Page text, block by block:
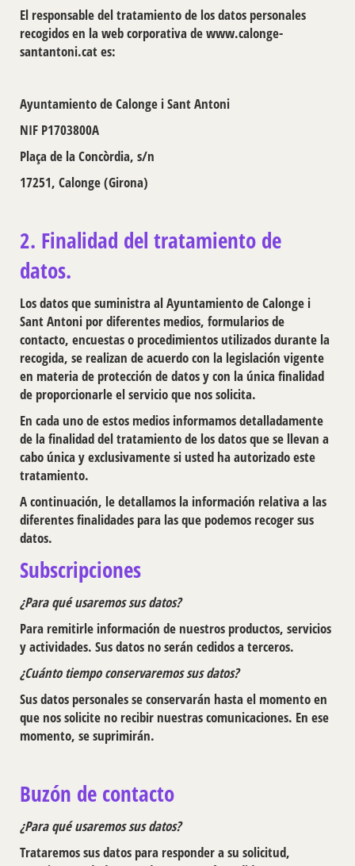
El responsable del tratamiento de los datos personales
recogidos en la web corporativa de www.calonge-
santantoni.cat es:
Ayuntamiento de Calonge i Sant Antoni
NIF P1703800A
Plaça de la Concòrdia, s/n
17251, Calonge (Girona)
2. Finalidad del tratamiento de
datos.
Los datos que suministra al Ayuntamiento de Calonge i
Sant Antoni por diferentes medios, formularios de
contacto, encuestas o procedimientos utilizados durante la
recogida, se realizan de acuerdo con la legislación vigente
en materia de protección de datos y con la única finalidad
de proporcionarle el servicio que nos solicita.
En cada uno de estos medios informamos detalladamente
de la finalidad del tratamiento de los datos que se llevan a
cabo única y exclusivamente si usted ha autorizado este
tratamiento.
A continuación, le detallamos la información relativa a las
diferentes finalidades para las que podemos recoger sus
datos.
Subscripciones
¿Para qué usaremos sus datos?
Para remitirle información de nuestros productos, servicios
y actividades. Sus datos no serán cedidos a terceros.
¿Cuánto tiempo conservaremos sus datos?
Sus datos personales se conservarán hasta el momento en
que nos solicite no recibir nuestras comunicaciones. En ese
momento, se suprimirán.
Buzón de contacto
¿Para qué usaremos sus datos?
Trataremos sus datos para responder a su solicitud,